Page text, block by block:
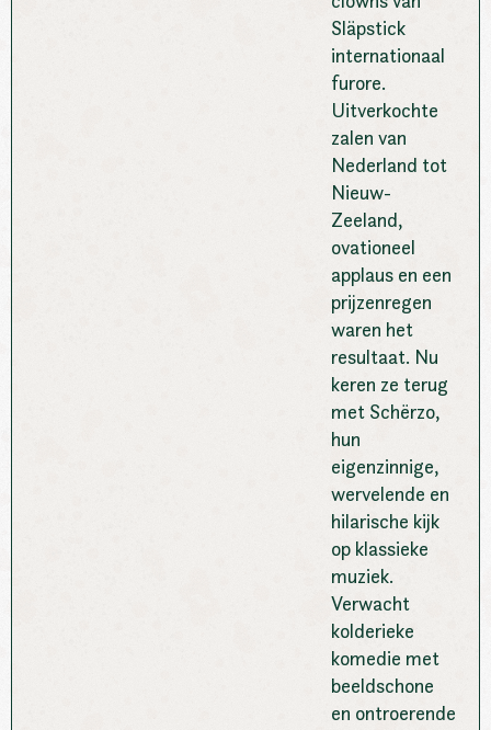
Släpstick
internationaal
furore.
Uitverkochte
zalen van
Nederland tot
Nieuw-
Zeeland,
ovationeel
applaus en een
prijzenregen
waren het
resultaat. Nu
keren ze terug
met Schërzo,
hun
eigenzinnige,
wervelende en
hilarische kijk
op klassieke
muziek.
Verwacht
kolderieke
komedie met
beeldschone
en ontroerende